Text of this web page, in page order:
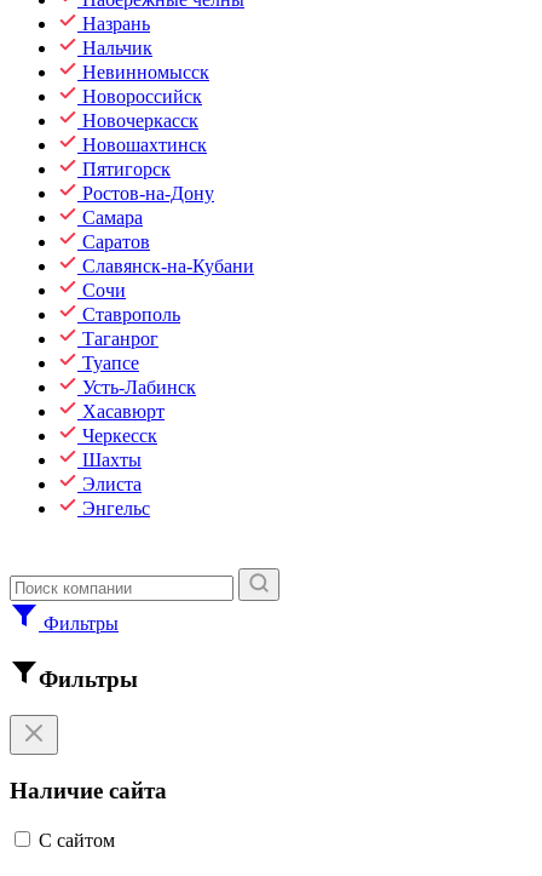
Назрань
Нальчик
Невинномысск
Новороссийск
Новочеркасск
Новошахтинск
Пятигорск
Ростов-на-Дону
Самара
Саратов
Славянск-на-Кубани
Сочи
Ставрополь
Таганрог
Туапсе
Усть-Лабинск
Хасавюрт
Черкесск
Шахты
Элиста
Энгельс
Фильтры
Фильтры
Наличие сайта
С сайтом